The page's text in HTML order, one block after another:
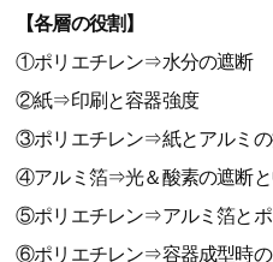
【各層の役割】
①ポリエチレン⇒水分の遮断
②紙⇒印刷と容器強度
③ポリエチレン⇒紙とアルミ
④アルミ箔⇒光＆酸素の遮断と
⑤ポリエチレン⇒アルミ箔とポ
⑥ポリエチレン⇒容器成型時の